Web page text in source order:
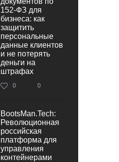
152‑ФЗ для
бизнеса: как
защитить
персональные
данные клиентов
и не потерять
деньги на
штрафах
0 0
BootsMan.Tech:
Революционная
российская
платформа для
управления
контейнерами